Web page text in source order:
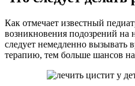
Как отмечает известный
возникновения подозрений на
следует немедленно вызывать
терапию, тем больше шансов